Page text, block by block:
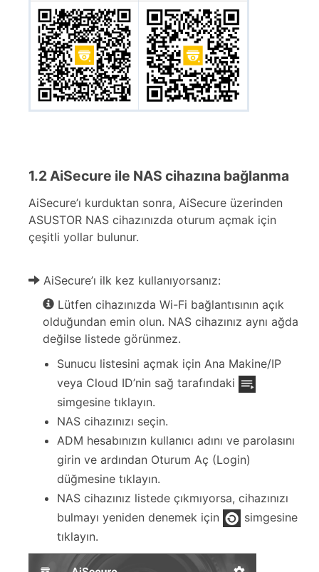
1.2 AiSecure ile NAS cihazına bağlanma
AiSecure’ı kurduktan sonra, AiSecure üzerinden
ASUSTOR NAS cihazınızda oturum açmak için
çeşitli yollar bulunur.
AiSecure’ı ilk kez kullanıyorsanız:
Lütfen cihazınızda Wi-Fi bağlantısının açık
olduğundan emin olun. NAS cihazınız aynı ağda
değilse listede görünmez.
Sunucu listesini açmak için Ana Makine/IP
veya Cloud ID’nin sağ tarafındaki
simgesine tıklayın.
NAS cihazınızı seçin.
ADM hesabınızın kullanıcı adını ve parolasını
girin ve ardından Oturum Aç (Login)
düğmesine tıklayın.
NAS cihazınız listede çıkmıyorsa, cihazınızı
bulmayı yeniden denemek için
simgesine
tıklayın.